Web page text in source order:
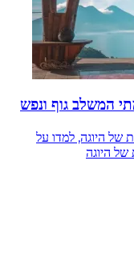
המשלב גוף ונפש
של היוגה, למדו על
היוגה